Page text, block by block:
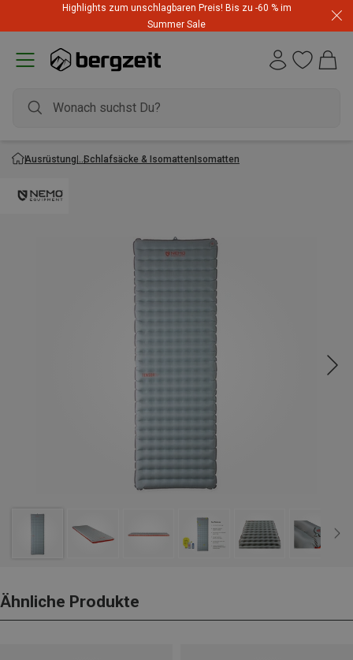
Highlights zum unschlagbaren Preis! Bis zu -60 % im
Summer Sale
Ausrüstung Schlafsäcke & IsomattenIsomatten
Ähnliche Produkte